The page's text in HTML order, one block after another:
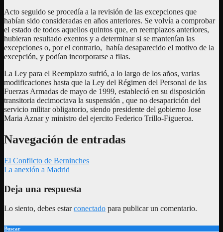
Acto seguido se procedía a la revisión de las excepciones que
habían sido consideradas en años anteriores. Se volvía a comprobar
el estado de todos aquellos quintos que, en reemplazos anteriores,
hubieran resultado exentos y a determinar si se mantenían las
excepciones o, por el contrario, había desaparecido el motivo de la
excepción, y podían incorporarse a filas.
La Ley para el Reemplazo sufrió, a lo largo de los años, varias
modificaciones hasta que la Ley del Régimen del Personal de las
Fuerzas Armadas de mayo de 1999, estableció en su disposición
transitoria decimoctava la suspensión , que no desaparición del
servicio militar obligatorio, siendo presidente del gobierno Jose
Maria Aznar y ministro del ejercito Federico Trillo-Figueroa.
Navegación de entradas
El Conflicto de Berninches
La anexión a Madrid
Deja una respuesta
Lo siento, debes estarconectado para publicar un comentario.
Buscar